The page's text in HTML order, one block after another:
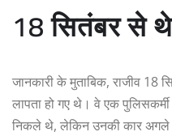
18 सितंबर से
जानकारी के मुताबिक, राजीव 18
लापता हो गए थे। वे एक
निकले थे, लेकिन उनकी कार अगले